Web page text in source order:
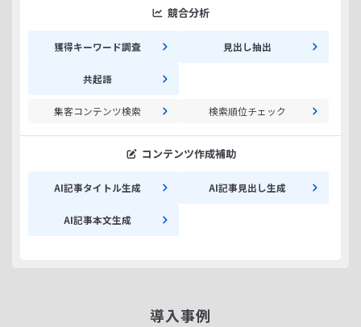
競合分析
獲得キーワード調査 見出し抽出
共起語
集客コンテンツ検索 検索順位チェック
コンテンツ作成補助
AI記事タイトル生成 AI記事見出し生成
AI記事本文生成
導入事例